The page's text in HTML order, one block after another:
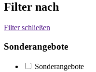
Filter nach
Filter schließen
Sonderangebote
Sonderangebote